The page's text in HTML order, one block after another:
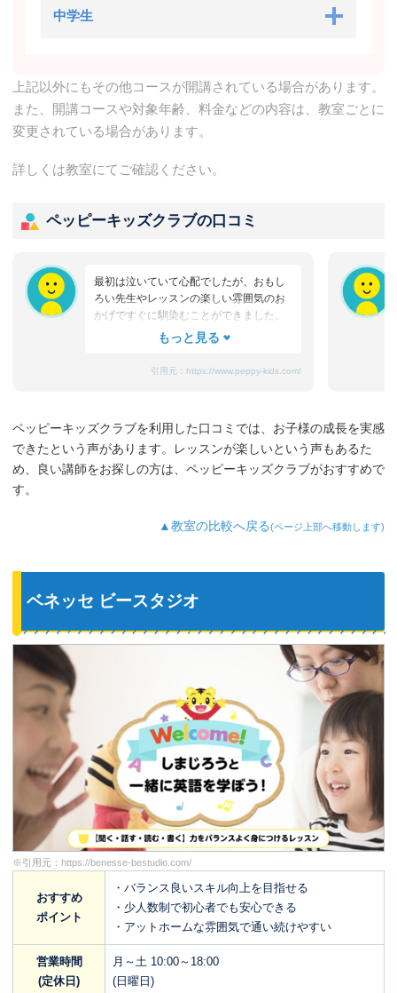
中学生
上記以外にもその他コースが開講されている場合があります。
また、開講コースや対象年齢、料金などの内容は、教室ごとに
変更されている場合があります。
詳しくは教室にてご確認ください。
ペッピーキッズクラブの口コミ
最初は泣いていて心配でしたが、おもし
ろい先生やレッスンの楽しい雰囲気のお
かげですぐに馴染むことができました。
たまにママと離れるときに嫌がることも
れ、お迎えのときはいつも笑顔です。
3歳児を飽きさせない充実したレッスンだ
と思います。うちの子は特に歌やダンス
が好きなようで、よく「Hello～♪」と歌
ど、色んなものを英語で教えてくれるよ
うになり、英語が身についてきているの
引用元： https://www.peppy-kids.com/
ペッピーキッズクラブを利用した口コミでは、お子様の成長を実感
できたという声があります。レッスンが楽しいという声もあるた
め、良い講師をお探しの方は、ペッピーキッズクラブがおすすめで
す。
▲教室の比較へ戻る(ページ上部へ移動します)
ベネッセ ビースタジオ
※引用元： https://benesse-bestudio.com/
おすすめ
ポイント
・バランス良いスキル向上を目指せる
・少人数制で初心者でも安心できる
・アットホームな雰囲気で通い続けやすい
営業時間
(定休日)
月～土 10:00～18:00
(日曜日)